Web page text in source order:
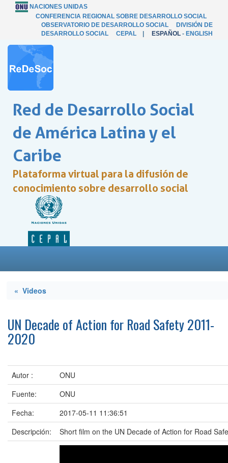
NACIONES UNIDAS
CONFERENCIA REGIONAL SOBRE DESARROLLO SOCIAL
OBSERVATORIO DE DESARROLLO SOCIAL
DIVISIÓN DE
DESARROLLO SOCIAL
CEPAL ESPAÑOL - ENGLISH
Red de Desarrollo Social
de América Latina y el
Caribe
Plataforma virtual para la difusión de
conocimiento sobre desarrollo social
« Videos
UN Decade of Action for Road Safety 2011-
2020
Autor :
ONU
Fuente:
ONU
Fecha:
2017-05-11 11:36:51
Descripción:
Short film on the UN Decade of Action for Road